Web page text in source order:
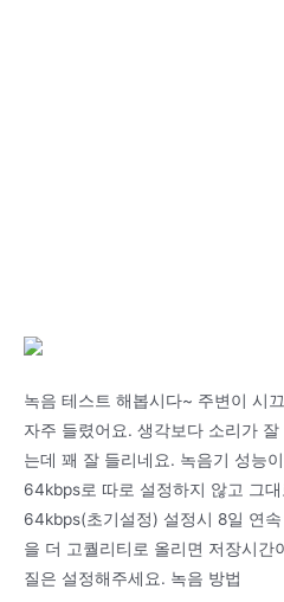
녹음 테스트 해봅시다~ 주변이 시
자주 들렸어요. 생각보다 소리가
는데 꽤 잘 들리네요. 녹음기 성능
64kbps로 따로 설정하지 않고 그
64kbps(초기설정) 설정시 8일 연
을 더 고퀄리티로 올리면 저장시간
질은 설정해주세요. 녹음 방법